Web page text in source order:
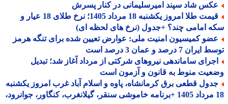
شاد سپند امیرسلیمانی در کنار پسرش
قیمت طلا امروز یکشنبه 18 مرداد 1405؛ نرخ طلای 18 عیار و
امامی چند؟ +جدول (نرخ های لحظه ای)
کمیسیون امنیت ملی: عوارض تعیین شده برای تنگه هرمز
7 درصد و عمان 3 درصد است
ساماندهی نیروهای شرکتی از مرداد آغاز شد؛ تبدیل
منوط به قانون و آزمون است
قطعی برق کرمانشاه، پاوه و اسلام آباد غرب امروز یکشنبه
18 مرداد 1405 +برنامه خاموشی سنقر، گیلانغرب، کنگاور، جوانرود،